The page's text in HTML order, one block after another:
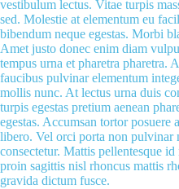
vestibulum lectus. Vitae turpis
sed. Molestie at elementum eu
bibendum neque egestas. Morbi
Amet justo donec enim diam
tempus urna et pharetra pharetra.
faucibus pulvinar elementum
mollis nunc. At lectus urna duis
turpis egestas pretium aenean
egestas. Accumsan tortor posuere
libero. Vel orci porta non pulvinar
consectetur. Mattis pellentesque
proin sagittis nisl rhoncus mattis
gravida dictum fusce.